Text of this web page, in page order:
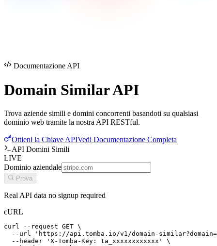
Documentazione API
Domain SimilarAPI
Trova aziende simili e domini concorrenti basandoti su qualsiasi
dominio web tramite la nostra API RESTful.
Ottieni la Chiave APIVedi Documentazione Completa
API Domini Simili
LIVE
Dominio aziendale
Prova
Real API data no signup required
cURL
curl --request GET \
--url 'https://api.tomba.io/v1/domain-
  --header 'X-Tomba-Key: ta_xxxxxxxxxxxx' \